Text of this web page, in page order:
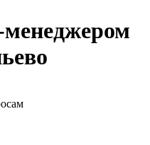
менеджером